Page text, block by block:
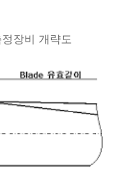
장비 개략도